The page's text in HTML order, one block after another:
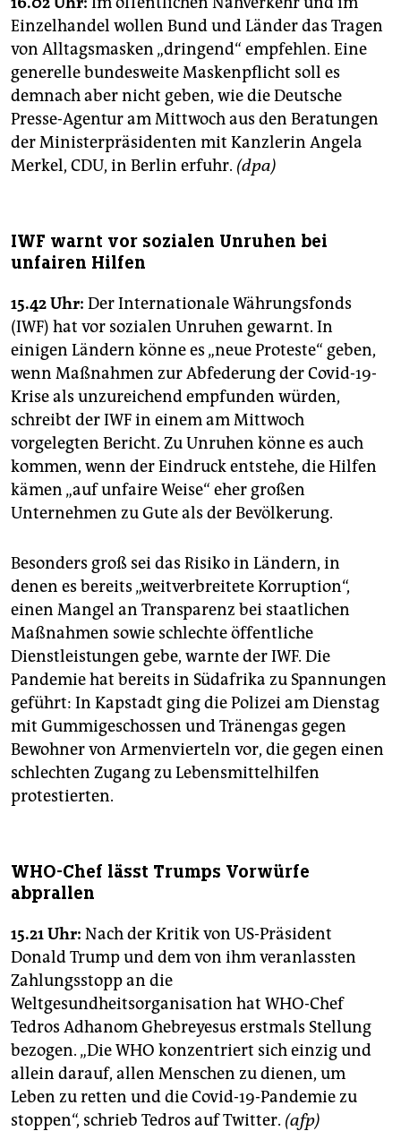
abo
genossenschaft
epaper login
Einzelhandel wollen Bund und Länder das Tragen
von Alltagsmasken „dringend“ empfehlen. Eine
generelle bundesweite Maskenpflicht soll es
demnach aber nicht geben, wie die Deutsche
Presse-Agentur am Mittwoch aus den Beratungen
der Ministerpräsidenten mit Kanzlerin Angela
Merkel, CDU, in Berlin erfuhr. (dpa)
IWF warnt vor sozialen Unruhen bei
unfairen Hilfen
15.42 Uhr: Der Internationale Währungsfonds
(IWF) hat vor sozialen Unruhen gewarnt. In
einigen Ländern könne es „neue Proteste“ geben,
wenn Maßnahmen zur Abfederung der Covid-19-
Krise als unzureichend empfunden würden,
schreibt der IWF in einem am Mittwoch
vorgelegten Bericht. Zu Unruhen könne es auch
kommen, wenn der Eindruck entstehe, die Hilfen
kämen „auf unfaire Weise“ eher großen
Unternehmen zu Gute als der Bevölkerung.
Besonders groß sei das Risiko in Ländern, in
denen es bereits „weitverbreitete Korruption“,
einen Mangel an Transparenz bei staatlichen
Maßnahmen sowie schlechte öffentliche
Dienstleistungen gebe, warnte der IWF. Die
Pandemie hat bereits in Südafrika zu Spannungen
geführt: In Kapstadt ging die Polizei am Dienstag
mit Gummigeschossen und Tränengas gegen
Bewohner von Armenvierteln vor, die gegen einen
schlechten Zugang zu Lebensmittelhilfen
protestierten.
WHO-Chef lässt Trumps Vorwürfe
abprallen
15.21 Uhr: Nach der Kritik von US-Präsident
Donald Trump und dem von ihm veranlassten
Zahlungsstopp an die
Weltgesundheitsorganisation hat WHO-Chef
Tedros Adhanom Ghebreyesus erstmals Stellung
bezogen. „Die WHO konzentriert sich einzig und
allein darauf, allen Menschen zu dienen, um
Leben zu retten und die Covid-19-Pandemie zu
stoppen“, schrieb Tedros auf Twitter. (afp)